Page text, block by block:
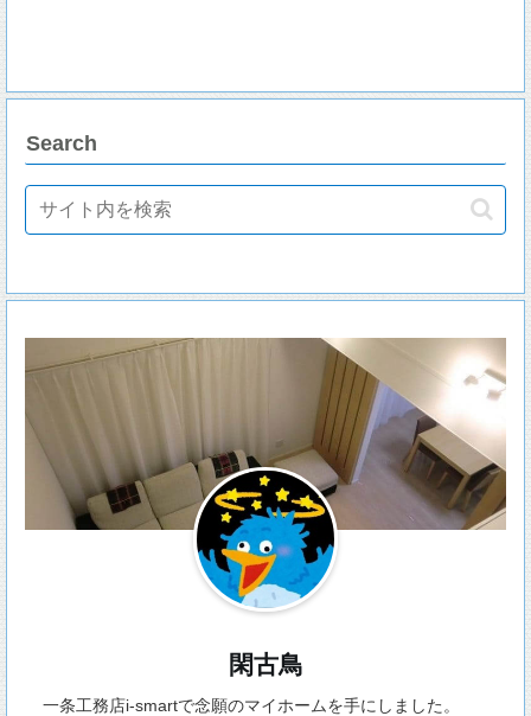
Search
閑古鳥
一条工務店i-smartで念願のマイホームを手にしました。